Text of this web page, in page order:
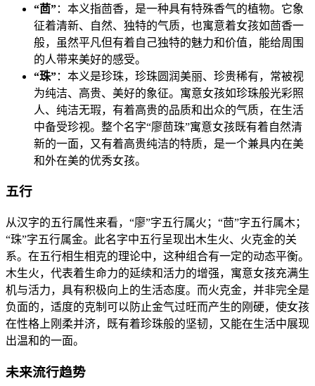
“茴”：本义指茴香，是一种具有特殊香气的植物。它象
征着清新、自然、独特的气质，也寓意着女孩如茴香一
般，虽然平凡但有着自己独特的魅力和价值，能给周围
的人带来美好的感受。
“珠”：本义是珍珠，珍珠圆润美丽、珍贵稀有，常被视
为纯洁、高贵、美好的象征。寓意女孩如珍珠般光彩照
人、纯洁无瑕，有着高贵的品质和出众的气质，在生活
中备受珍视。整个名字“廖茴珠”寓意女孩既有着自然清
新的一面，又有着高贵纯洁的特质，是一个兼具内在美
和外在美的优秀女孩。
五行
从汉字的五行属性来看，“廖”字五行属火；“茴”字五行属木；
“珠”字五行属金。此名字中五行呈现出木生火、火克金的关
系。在五行相生相克的理论中，这种组合有一定的动态平衡。
木生火，代表着生命力的延续和活力的增强，寓意女孩充满生
机与活力，具有积极向上的生活态度。而火克金，并非完全是
负面的，适度的克制可以防止金气过旺而产生的刚硬，使女孩
在性格上刚柔并济，既有着珍珠般的坚韧，又能在生活中展现
出温和的一面。
未来流行趋势